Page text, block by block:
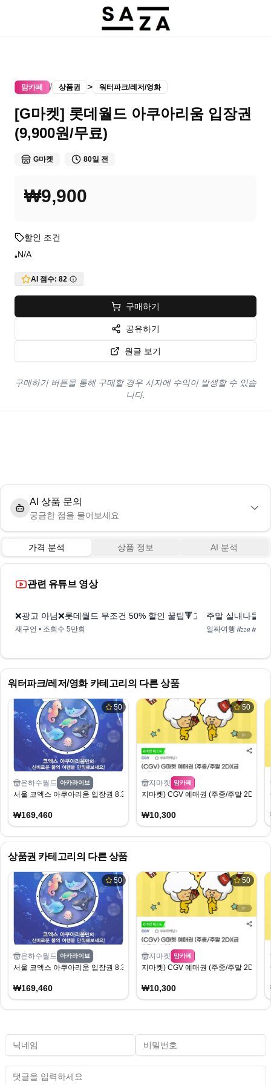
맘카페 / 상품권 > 워터파크/레저/영화
[G마켓] 롯데월드 아쿠아리움 입장권
(9,900원/무료)
G마켓 80일 전
₩9,900
할인 조건
•N/A
AI 점수: 82
구매하기
공유하기
원글 보기
구매하기 버튼을 통해 구매할 경우 사자에 수익이 발생할 수 있습
니다.
AI 상품 문의
궁금한 점을 물어보세요
가격 분석 상품 정보 AI 분석
관련 유튜브 영상
❌광고 아님❌롯데월드 무조건 50% 할인 꿀팁🔻고정 댓글 내용 참조
재구언 • 조회수 5만회
주말 실내나들이
일짜여행 𝒊𝒍𝒛𝒛𝒂 𝒕𝒓𝒊𝒑
워터파크/레저/영화카테고리의 다른 상품
50
은하수월드 아카라이브
서울 코엑스 아쿠아리움 입장권 8.31일까지 (18,500원/무료)
₩169,460
50
지마켓 맘카페
지마켓) CGV 예매권 (주중/주말 2D)
₩10,300
상품권 카테고리의 다른 상품
50
은하수월드 아카라이브
서울 코엑스 아쿠아리움 입장권 8.31일까지 (18,500원/무료)
₩169,460
50
지마켓 맘카페
지마켓) CGV 예매권 (주중/주말 2D)
₩10,300